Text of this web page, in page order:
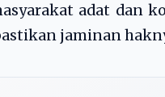
adat dan
jaminan